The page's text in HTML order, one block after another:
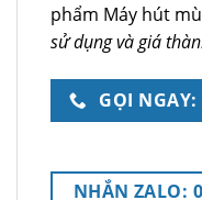
phẩm Máy hút
sử dụng và giá
GỌI
NHẮN ZALO: